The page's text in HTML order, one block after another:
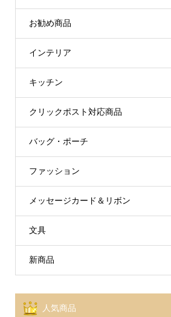
お勧め商品
インテリア
キッチン
クリックポスト対応商品
バッグ・ポーチ
ファッション
メッセージカード＆リボン
文具
新商品
人気商品